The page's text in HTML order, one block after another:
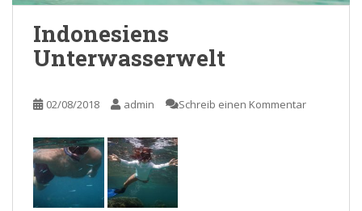
Indonesiens
Unterwasserwelt
02/08/2018 admin Schreib einen Kommentar